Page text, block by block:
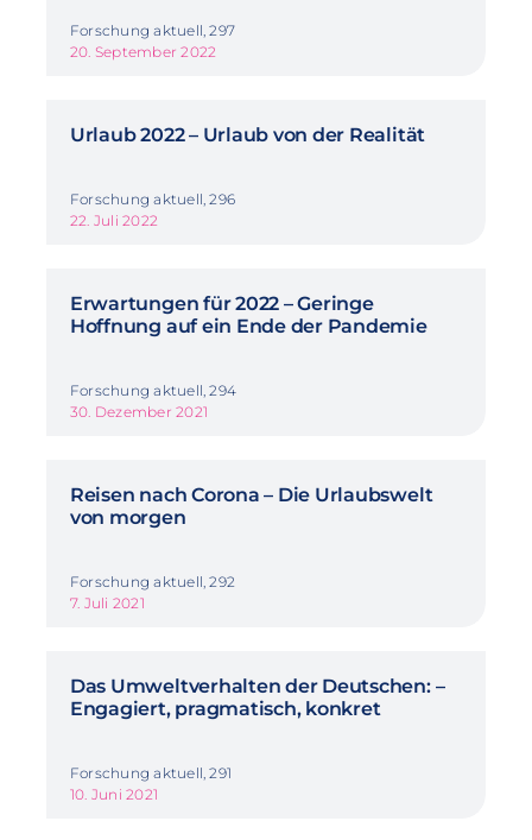
Forschung aktuell, 297
20. September 2022
Urlaub 2022 – Urlaub von der Realität
Forschung aktuell, 296
22. Juli 2022
Erwartungen für 2022 – Geringe
Hoffnung auf ein Ende der Pandemie
Forschung aktuell, 294
30. Dezember 2021
Reisen nach Corona – Die Urlaubswelt
von morgen
Forschung aktuell, 292
7. Juli 2021
Das Umweltverhalten der Deutschen: –
Engagiert, pragmatisch, konkret
Forschung aktuell, 291
10. Juni 2021